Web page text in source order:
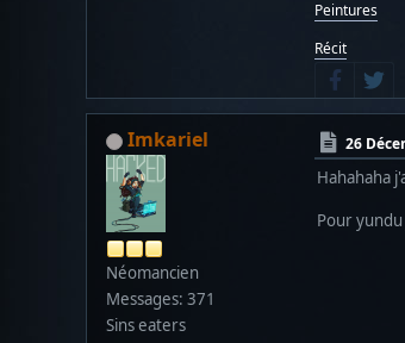
Peintures
Récit
Imkariel
Néomancien
Messages: 371
Sins eaters
26
Hahahaha
Pour